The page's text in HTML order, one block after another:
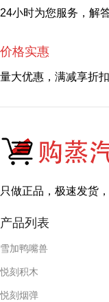
24小时为您服务，解
价格实惠
量大优惠，满减享折扣
只做正品，极速发货
产品列表
雪加鸭嘴兽
悦刻积木
悦刻烟弹